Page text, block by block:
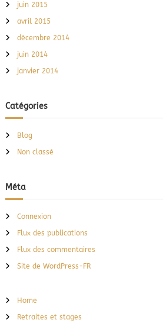
juin 2015
avril 2015
décembre 2014
juin 2014
janvier 2014
Catégories
Blog
Non classé
Méta
Connexion
Flux des publications
Flux des commentaires
Site de WordPress-FR
Home
Retraites et stages